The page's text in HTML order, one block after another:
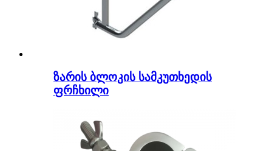
ზარის ბლოკის სამკუთხედის
ფრჩხილი